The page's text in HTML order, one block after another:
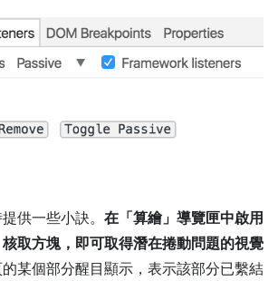
供一些小訣。 在「算繪」導覽匣中啟用
核取方塊，即可取得潛在捲動問題的視覺
某個部分醒目顯示，表示該部分已繫結